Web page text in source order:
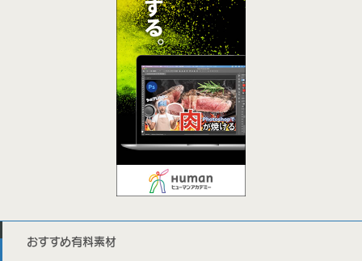
おすすめ有料素材